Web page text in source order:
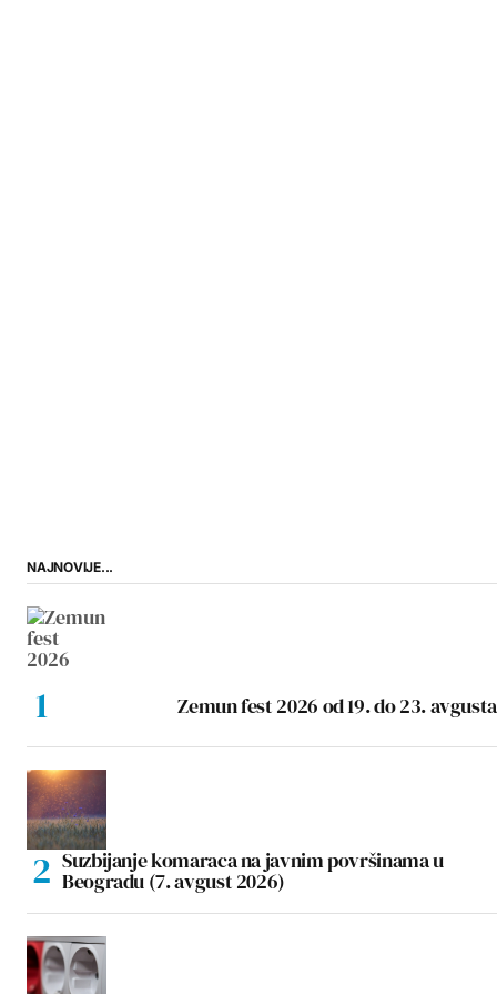
NAJNOVIJE...
Zemun fest 2026 od 19. do 23. avgusta
Suzbijanje komaraca na javnim površinama u
Beogradu (7. avgust 2026)